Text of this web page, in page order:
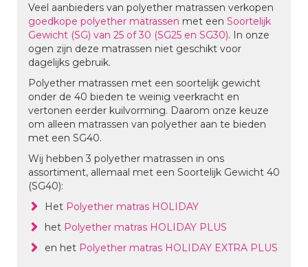
Veel aanbieders van polyether matrassen verkopen
goedkope polyether matrassen met een Soortelijk
Gewicht (SG) van 25 of 30 (SG25 en SG30). In onze
ogen zijn deze matrassen niet geschikt voor
dagelijks gebruik.
Polyether matrassen met een soortelijk gewicht
onder de 40 bieden te weinig veerkracht en
vertonen eerder kuilvorming. Daarom onze keuze
om alleen matrassen van polyether aan te bieden
met een SG40.
Wij hebben 3 polyether matrassen in ons
assortiment, allemaal met een Soortelijk Gewicht 40
(SG40):
Het Polyether matras HOLIDAY
het Polyether matras HOLIDAY PLUS
en het Polyether matras HOLIDAY EXTRA PLUS